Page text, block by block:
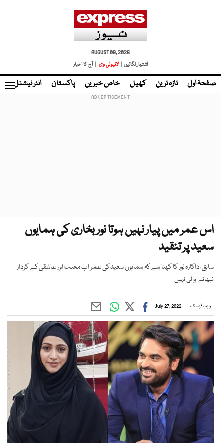
AUGUST 08, 2026
اشتہار لگائیں |
لائیو ٹی وی | آج کا اخبار
صفحۂ اول تازہ ترین کھیل خاص خبریں پاکستان انٹر نیشنل
اس عمر میں پیار نہیں ہوتا نور بخاری کی ہمایوں
سعید پر تنقید
سابق اداکارہ نور کا کہنا ہے کہ ہمایوں سعید کی عمر اب محبت اور عاشقی کے کردار
نبھانے والی نہیں
ویب ڈیسک July 27, 2022